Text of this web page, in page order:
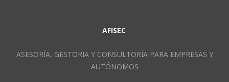
AFISEC
ASESORÍA, GESTORIA Y CONSULTORÍA PARA EMPRESAS Y
AUTÓNOMOS